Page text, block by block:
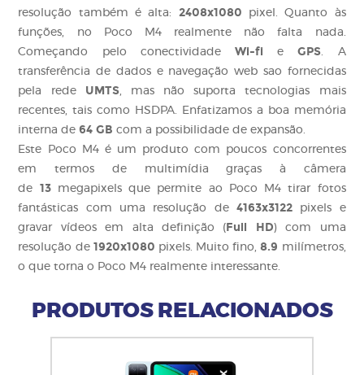
resolução também é alta: 2408x1080 pixel. Quanto às
funções, no Poco M4 realmente não falta nada.
Começando pelo conectividade Wi-fi eGPS. A
transferência de dados e navegação web sao fornecidas
pela rede UMTS, mas não suporta tecnologias mais
recentes, tais como
HSDPA. Enfatizamos a boa memória
interna de64 GB com a possibilidade de expansão.
Este Poco M4 é um produto com poucos concorrentes
em termos de multimídia graças à câmera
de 13megapixels que permite ao Poco M4 tirar fotos
fantásticas com uma resolução de 4163x3122pixels e
gravar vídeos em alta definição (Full HD) com uma
resolução de 1920x1080 pixels. Muito fino,8.9 milímetros,
o que torna o Poco M4 realmente interessante.
PRODUTOS RELACIONADOS